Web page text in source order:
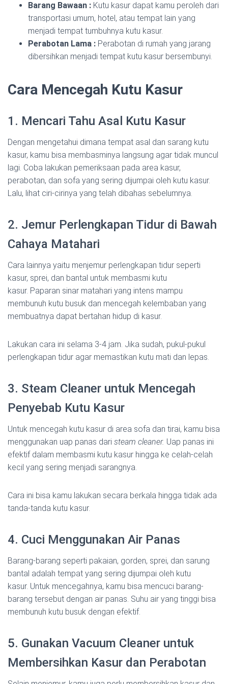
Barang Bawaan : Kutu kasur dapat kamu peroleh dari
transportasi umum, hotel, atau tempat lain yang
menjadi tempat tumbuhnya kutu kasur.
Perabotan Lama : Perabotan di rumah yang jarang
dibersihkan menjadi tempat kutu kasur bersembunyi.
Cara Mencegah Kutu Kasur
1. Mencari Tahu Asal Kutu Kasur
Dengan mengetahui dimana tempat asal dan sarang kutu
kasur, kamu bisa membasminya langsung agar tidak muncul
lagi. Coba lakukan pemeriksaan pada area kasur,
perabotan, dan sofa yang sering dijumpai oleh kutu kasur.
Lalu, lihat ciri-cirinya yang telah dibahas sebelumnya.
2. Jemur Perlengkapan Tidur di Bawah
Cahaya Matahari
Cara lainnya yaitu menjemur perlengkapan tidur seperti
kasur, sprei, dan bantal untuk membasmi kutu
kasur. Paparan sinar matahari yang intens mampu
membunuh kutu busuk dan mencegah kelembaban yang
membuatnya dapat bertahan hidup di kasur.
Lakukan cara ini selama 3-4 jam. Jika sudah, pukul-pukul
perlengkapan tidur agar memastikan kutu mati dan lepas.
3. Steam Cleaner untuk Mencegah
Penyebab Kutu Kasur
Untuk mencegah kutu kasur di area sofa dan tirai, kamu bisa
menggunakan uap panas dari steam cleaner. Uap panas ini
efektif dalam membasmi kutu kasur hingga ke celah-celah
kecil yang sering menjadi sarangnya.
Cara ini bisa kamu lakukan secara berkala hingga tidak ada
tanda-tanda kutu kasur.
4. Cuci Menggunakan Air Panas
Barang-barang seperti pakaian, gorden, sprei, dan sarung
bantal adalah tempat yang sering dijumpai oleh kutu
kasur. Untuk mencegahnya, kamu bisa mencuci barang-
barang tersebut dengan air panas. Suhu air yang tinggi bisa
membunuh kutu busuk dengan efektif.
5. Gunakan Vacuum Cleaner untuk
Membersihkan Kasur dan Perabotan